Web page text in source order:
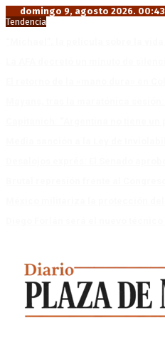
domingo 9, agosto 2026. 00:43
Tendencia